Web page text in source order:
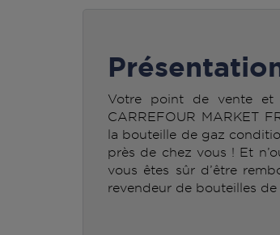
Votre point de vente et
CARREFOUR MARKET
la bouteille de gaz
près de chez vous ! Et
vous êtes sûr d’être
revendeur de bouteilles de